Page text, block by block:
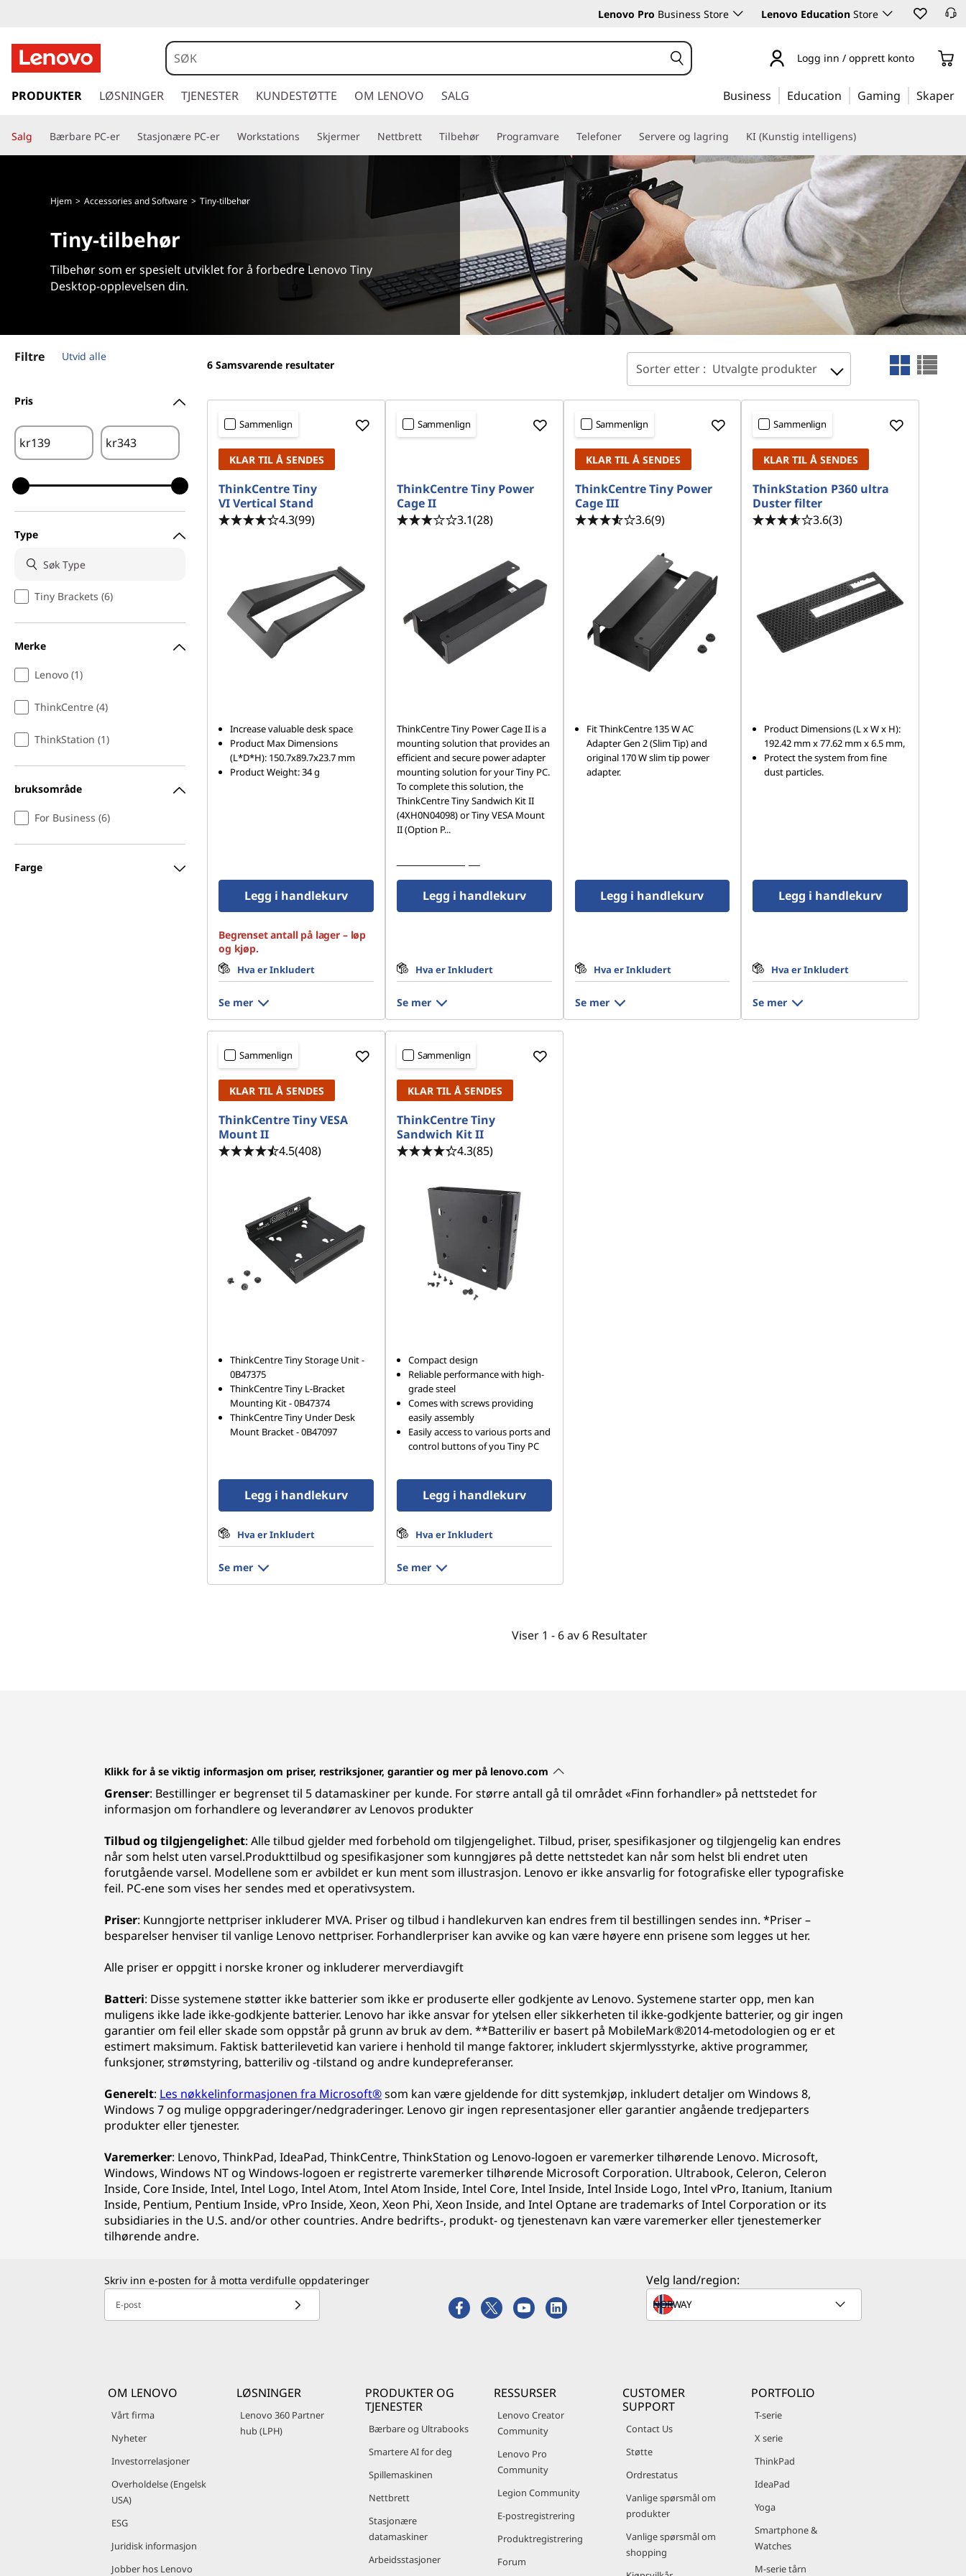
e
n
o
v
D
Lenovo Pro Business Store Lenovo Education Store
å
l
h
d
Logg inn / opprett konto
PRODUKTER LØSNINGER TJENESTER KUNDESTØTTE OM LENOVO SALG Business Education Gaming Skaper
Salg Bærbare PC-er Stasjonære PC-er Workstations Skjermer Nettbrett Tilbehør Programvare Telefoner Servere og lagring KI (Kunstig intelligens)
Hjem > Accessories and Software > Tiny-tilbehør
Tiny-tilbehør
Tilbehør som er spesielt utviklet for å forbedre Lenovo Tiny
Desktop-opplevelsen din.
Filtre Utvid alle
Pris
kr kr
Type
Tiny Brackets (6)
Merke
Lenovo (1)
ThinkCentre (4)
ThinkStation (1)
bruksområde
For Business (6)
Farge
6 Samsvarende resultater Sorter etter : Utvalgte produkter
Sammenlign
KLAR TIL Å SENDES
ThinkCentre Tiny
VI Vertical Stand
4.3(99)
Increase valuable desk space
Product Max Dimensions
(L*D*H): 150.7x89.7x23.7 mm
Product Weight: 34 g
Legg i handlekurv
Begrenset antall på lager – løp
og kjøp.
Hva er Inkludert
Se mer
Sammenlign
ThinkCentre Tiny Power
Cage II
3.1(28)
ThinkCentre Tiny Power Cage II is a
mounting solution that provides an
efficient and secure power adapter
mounting solution for your Tiny PC.
To complete this solution, the
ThinkCentre Tiny Sandwich Kit II
(4XH0N04098) or Tiny VESA Mount
II (Option P...
Legg i handlekurv
Hva er Inkludert
Se mer
Sammenlign
KLAR TIL Å SENDES
ThinkCentre Tiny Power
Cage III
3.6(9)
Fit ThinkCentre 135 W AC
Adapter Gen 2 (Slim Tip) and
original 170 W slim tip power
adapter.
Legg i handlekurv
Hva er Inkludert
Se mer
Sammenlign
KLAR TIL Å SENDES
ThinkStation P360 ultra
Duster filter
3.6(3)
Product Dimensions (L x W x H):
192.42 mm x 77.62 mm x 6.5 mm,
Protect the system from fine
dust particles.
Legg i handlekurv
Hva er Inkludert
Se mer
Sammenlign
KLAR TIL Å SENDES
ThinkCentre Tiny VESA
Mount II
4.5(408)
ThinkCentre Tiny Storage Unit -
0B47375
ThinkCentre Tiny L-Bracket
Mounting Kit - 0B47374
ThinkCentre Tiny Under Desk
Mount Bracket - 0B47097
Legg i handlekurv
Hva er Inkludert
Se mer
Sammenlign
KLAR TIL Å SENDES
ThinkCentre Tiny
Sandwich Kit II
4.3(85)
Compact design
Reliable performance with high-
grade steel
Comes with screws providing
easily assembly
Easily access to various ports and
control buttons of you Tiny PC
Legg i handlekurv
Hva er Inkludert
Se mer
Viser1 - 6 av 6 Resultater
Klikk for å se viktig informasjon om priser, restriksjoner, garantier og mer på lenovo.com
Grenser: Bestillinger er begrenset til 5 datamaskiner per kunde. For større antall gå til området «Finn forhandler» på nettstedet for
informasjon om forhandlere og leverandører av Lenovos produkter
Tilbud og tilgjengelighet: Alle tilbud gjelder med forbehold om tilgjengelighet. Tilbud, priser, spesifikasjoner og tilgjengelig kan endres
når som helst uten varsel.Produkttilbud og spesifikasjoner som kunngjøres på dette nettstedet kan når som helst bli endret uten
forutgående varsel. Modellene som er avbildet er kun ment som illustrasjon. Lenovo er ikke ansvarlig for fotografiske eller typografiske
feil. PC-ene som vises her sendes med et operativsystem.
Priser: Kunngjorte nettpriser inkluderer MVA. Priser og tilbud i handlekurven kan endres frem til bestillingen sendes inn. *Priser –
besparelser henviser til vanlige Lenovo nettpriser. Forhandlerpriser kan avvike og kan være høyere enn prisene som legges ut her.
Alle priser er oppgitt i norske kroner og inkluderer merverdiavgift
Batteri: Disse systemene støtter ikke batterier som ikke er produserte eller godkjente av Lenovo. Systemene starter opp, men kan
muligens ikke lade ikke-godkjente batterier. Lenovo har ikke ansvar for ytelsen eller sikkerheten til ikke-godkjente batterier, og gir ingen
garantier om feil eller skade som oppstår på grunn av bruk av dem. **Batteriliv er basert på MobileMark®2014-metodologien og er et
estimert maksimum. Faktisk batterilevetid kan variere i henhold til mange faktorer, inkludert skjermlysstyrke, aktive programmer,
funksjoner, strømstyring, batteriliv og -tilstand og andre kundepreferanser.
Generelt: Les nøkkelinformasjonen fra Microsoft®som kan være gjeldende for ditt systemkjøp, inkludert detaljer om Windows 8,
Windows 7 og mulige oppgraderinger/nedgraderinger. Lenovo gir ingen representasjoner eller garantier angående tredjeparters
produkter eller tjenester.
Varemerker: Lenovo, ThinkPad, IdeaPad, ThinkCentre, ThinkStation og Lenovo-logoen er varemerker tilhørende Lenovo. Microsoft,
Windows, Windows NT og Windows-logoen er registrerte varemerker tilhørende Microsoft Corporation. Ultrabook, Celeron, Celeron
Inside, Core Inside, Intel, Intel Logo, Intel Atom, Intel Atom Inside, Intel Core, Intel Inside, Intel Inside Logo, Intel vPro, Itanium, Itanium
Inside, Pentium, Pentium Inside, vPro Inside, Xeon, Xeon Phi, Xeon Inside, and Intel Optane are trademarks of Intel Corporation or its
subsidiaries in the U.S. and/or other countries. Andre bedrifts-, produkt- og tjenestenavn kan være varemerker eller tjenestemerker
tilhørende andre.
Skriv inn e-posten for å motta verdifulle oppdateringer
E-post
Velg land/region:
OM LENOVO
Vårt firma
Nyheter
Investorrelasjoner
Overholdelse (Engelsk
USA)
ESG
Juridisk informasjon
Jobber hos Lenovo
LØSNINGER
Lenovo 360 Partner
hub (LPH)
PRODUKTER OG
TJENESTER
Bærbare og Ultrabooks
Smartere AI for deg
Spillemaskinen
Nettbrett
Stasjonære
datamaskiner
Arbeidsstasjoner
RESSURSER
Lenovo Creator
Community
Lenovo Pro
Community
Legion Community
E-postregistrering
Produktregistrering
Forum
CUSTOMER
SUPPORT
Contact Us
Støtte
Ordrestatus
Vanlige spørsmål om
produkter
Vanlige spørsmål om
shopping
PORTFOLIO
T-serie
X serie
ThinkPad
IdeaPad
Yoga
Smartphone &
Watches
M-serie tårn